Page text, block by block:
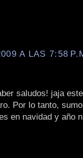
A LAS 7:58
saludos! jaja
Por lo tanto,
en navidad y año